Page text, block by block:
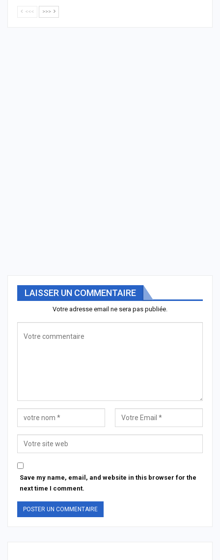
<<< >>>
LAISSER UN COMMENTAIRE
Votre adresse email ne sera pas publiée.
Save my name, email, and website in this browser for the
next time I comment.